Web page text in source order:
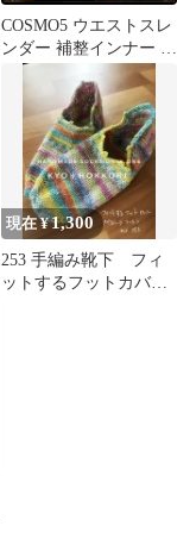
COSMO5 ウエストスレ
ンダー 補整インナー ロ
ング腹巻き 着圧ウエス
トサポーター 日本製 高
級インナー
現在 ¥1,300
253 手編み靴下 フィ
ットするフットカバ